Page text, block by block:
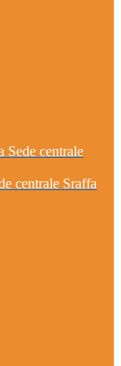
Sede centrale
centrale Sraffa